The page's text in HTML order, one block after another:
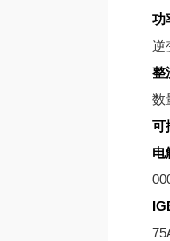
功
逆
整
数
可
电